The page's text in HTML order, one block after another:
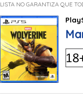
LISTA NO GARANTIZA QUE